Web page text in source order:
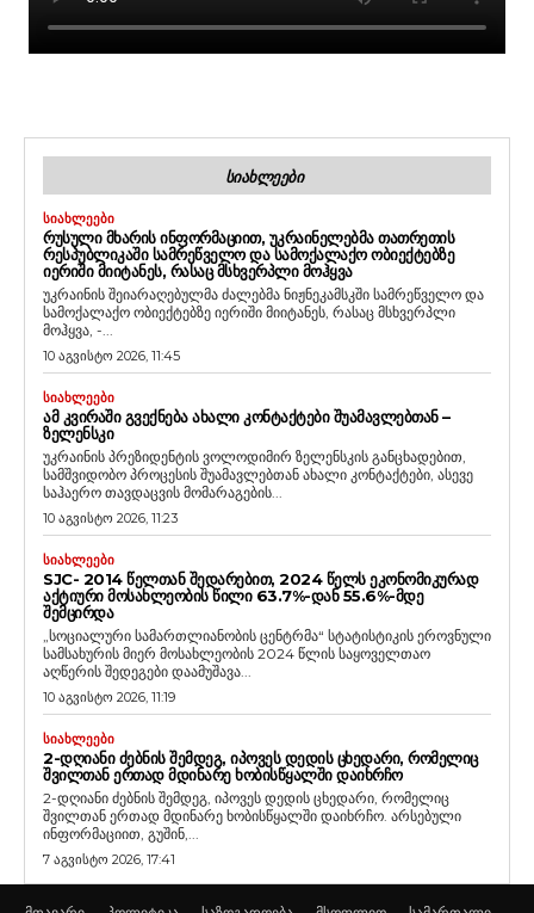
ᲡᲘᲐᲮᲚᲔᲔᲑᲘ
ᲡᲘᲐᲮᲚᲔᲔᲑᲘ
ᲠᲣᲡᲣᲚᲘ ᲛᲮᲐᲠᲘᲡ ᲘᲜᲤᲝᲠᲛᲐᲪᲘᲘᲗ, ᲣᲙᲠᲐᲘᲜᲔᲚᲔᲑᲛᲐ ᲗᲐᲗᲠᲔᲗᲘᲡ
ᲠᲔᲡᲞᲣᲑᲚᲘᲙᲐᲨᲘ ᲡᲐᲛᲠᲔᲬᲕᲔᲚᲝ ᲓᲐ ᲡᲐᲛᲝᲥᲐᲚᲐᲥᲝ ᲝᲑᲘᲔᲥᲢᲔᲑᲖᲔ
ᲘᲔᲠᲘᲨᲘ ᲛᲘᲘᲢᲐᲜᲔᲡ, ᲠᲐᲡᲐᲪ ᲛᲡᲮᲕᲔᲠᲞᲚᲘ ᲛᲝᲰᲧᲕᲐ
უკრაინის შეიარაღებულმა ძალებმა ნიჟნეკამსკში სამრეწველო და
სამოქალაქო ობიექტებზე იერიში მიიტანეს, რასაც მსხვერპლი
მოჰყვა, -...
10 აგვისტო 2026, 11:45
ᲡᲘᲐᲮᲚᲔᲔᲑᲘ
ᲐᲛ ᲙᲕᲘᲠᲐᲨᲘ ᲒᲕᲔᲥᲜᲔᲑᲐ ᲐᲮᲐᲚᲘ ᲙᲝᲜᲢᲐᲥᲢᲔᲑᲘ ᲨᲣᲐᲛᲐᲕᲚᲔᲑᲗᲐᲜ –
ᲖᲔᲚᲔᲜᲡᲙᲘ
უკრაინის პრეზიდენტის ვოლოდიმირ ზელენსკის განცხადებით,
სამშვიდობო პროცესის შუამავლებთან ახალი კონტაქტები, ასევე
საჰაერო თავდაცვის მომარაგების...
10 აგვისტო 2026, 11:23
ᲡᲘᲐᲮᲚᲔᲔᲑᲘ
SJC- 2014 ᲬᲔᲚᲗᲐᲜ ᲨᲔᲓᲐᲠᲔᲑᲘᲗ, 2024 ᲬᲔᲚᲡ ᲔᲙᲝᲜᲝᲛᲘᲙᲣᲠᲐᲓ
ᲐᲥᲢᲘᲣᲠᲘ ᲛᲝᲡᲐᲮᲚᲔᲝᲑᲘᲡ ᲬᲘᲚᲘ 63.7%-ᲓᲐᲜ 55.6%-ᲛᲓᲔ
ᲨᲔᲛᲪᲘᲠᲓᲐ
„სოციალური სამართლიანობის ცენტრმა“ სტატისტიკის ეროვნული
სამსახურის მიერ მოსახლეობის 2024 წლის საყოველთაო
აღწერის შედეგები დაამუშავა...
10 აგვისტო 2026, 11:19
ᲡᲘᲐᲮᲚᲔᲔᲑᲘ
2-ᲓᲦᲘᲐᲜᲘ ᲫᲔᲑᲜᲘᲡ ᲨᲔᲛᲓᲔᲒ, ᲘᲞᲝᲕᲔᲡ ᲓᲔᲓᲘᲡ ᲪᲮᲔᲓᲐᲠᲘ, ᲠᲝᲛᲔᲚᲘᲪ
ᲨᲕᲘᲚᲗᲐᲜ ᲔᲠᲗᲐᲓ ᲛᲓᲘᲜᲐᲠᲔ ᲮᲝᲑᲘᲡᲬᲧᲐᲚᲨᲘ ᲓᲐᲘᲮᲠᲩᲝ
2-დღიანი ძებნის შემდეგ, იპოვეს დედის ცხედარი, რომელიც
შვილთან ერთად მდინარე ხობისწყალში დაიხრჩო. არსებული
ინფორმაციით, გუშინ,...
7 აგვისტო 2026, 17:41